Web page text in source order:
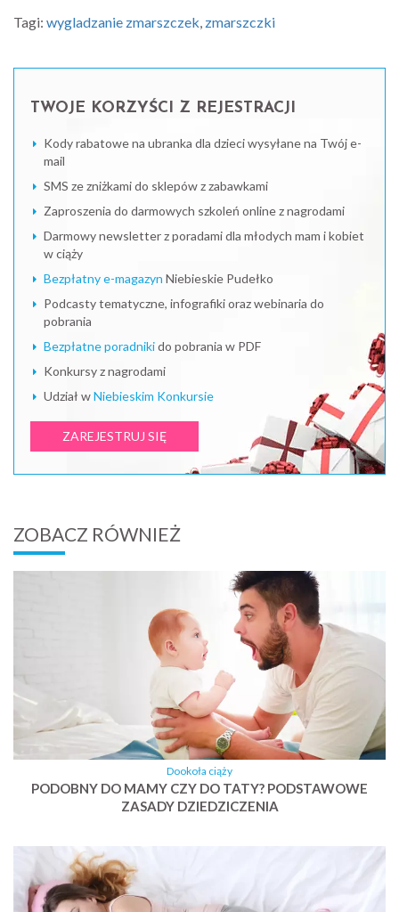
Tagi: wygladzanie zmarszczek, zmarszczki
TWOJE KORZYŚCI Z REJESTRACJI
Kody rabatowe na ubranka dla dzieci wysyłane na Twój e-
mail
SMS ze zniżkami do sklepów z zabawkami
Zaproszenia do darmowych szkoleń online z nagrodami
Darmowy newsletter z poradami dla młodych mam i kobiet
w ciąży
Bezpłatny e-magazyn Niebieskie Pudełko
Podcasty tematyczne, infografiki oraz webinaria do
pobrania
Bezpłatne poradnikido pobrania w PDF
Konkursy z nagrodami
Udział wNiebieskim Konkursie
ZAREJESTRUJ SIĘ
ZOBACZ RÓWNIEŻ
Dookoła ciąży
PODOBNY DO MAMY CZY DO TATY? PODSTAWOWE
ZASADY DZIEDZICZENIA